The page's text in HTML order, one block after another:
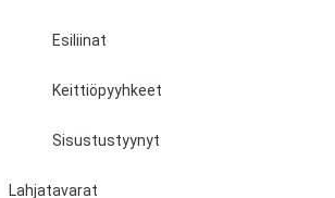
Esiliinat
Keittiöpyyhkeet
Sisustustyynyt
Lahjatavarat